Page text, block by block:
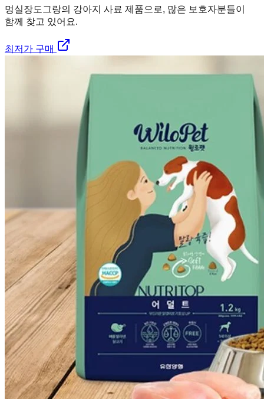
멍실장도그랑의 강아지 사료 제품으로, 많은 보호자분들이
함께 찾고 있어요.
최저가 구매